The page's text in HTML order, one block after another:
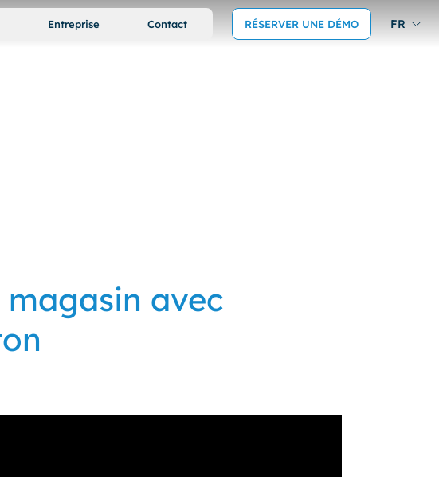
Entreprise Contact RÉSERVER UNE DÉMO FR
avec